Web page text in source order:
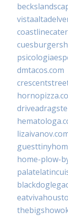
dmtacos.com
home-plow-